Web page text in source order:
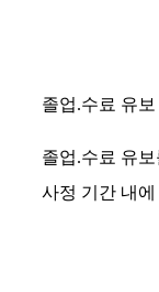
졸업.수료 유
졸업.수료 유
사정 기간 내